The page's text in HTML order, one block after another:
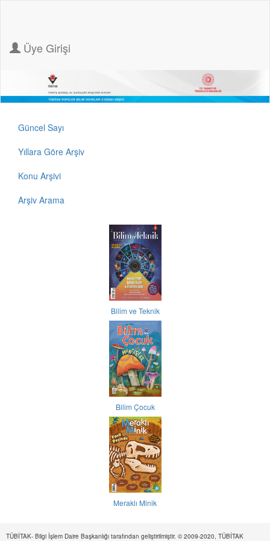
Üye Girişi
Güncel Sayı
Yıllara Göre Arşiv
Konu Arşivi
Arşiv Arama
Bilim ve Teknik
Bilim Çocuk
Meraklı Minik
TÜBİTAK- Bilgi İşlem Daire Başkanlığı tarafından geliştirilmiştir. © 2009-2020, TÜBİTAK